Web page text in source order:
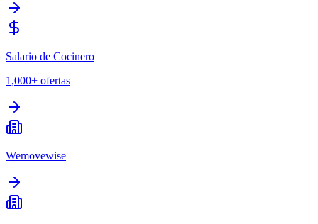
Salario de Cocinero
1,000+ ofertas
Wemovewise